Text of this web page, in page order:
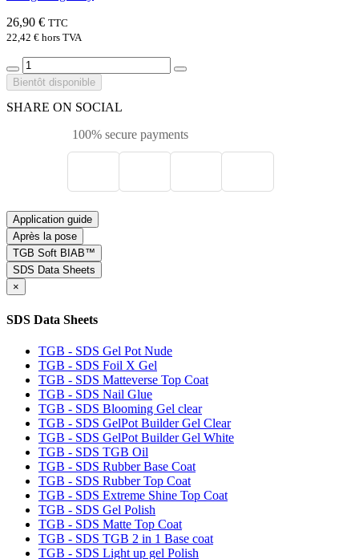
26,90 € TTC
22,42 € hors TVA
Bientôt disponible
SHARE ON SOCIAL
100% secure payments
Application guide
Après la pose
TGB Soft BIAB™
SDS Data Sheets
×
SDS Data Sheets
TGB - SDS Gel Pot Nude
TGB - SDS Foil X Gel
TGB - SDS Matteverse Top Coat
TGB - SDS Nail Glue
TGB - SDS Blooming Gel clear
TGB - SDS GelPot Builder Gel Clear
TGB - SDS GelPot Builder Gel White
TGB - SDS TGB Oil
TGB - SDS Rubber Base Coat
TGB - SDS Rubber Top Coat
TGB - SDS Extreme Shine Top Coat
TGB - SDS Gel Polish
TGB - SDS Matte Top Coat
TGB - SDS TGB 2 in 1 Base coat
TGB - SDS Light up gel Polish